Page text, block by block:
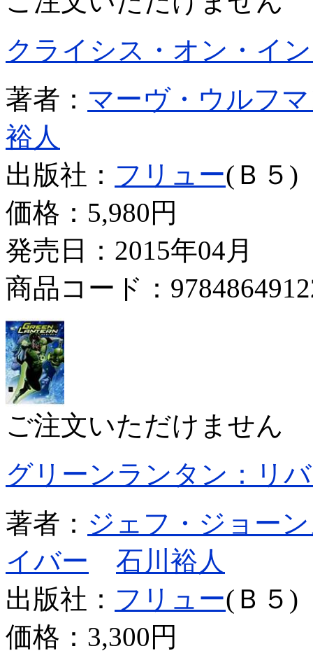
クライシス・オン・イ
著者： マーヴ・ウルフ
裕人
出版社： フリュー(Ｂ５)
価格： 5,980円
発売日：2015年04月
商品コード：
ご注文いただけません
グリーンランタン：リ
著者： ジェフ・ジョー
イバー
石川裕人
出版社： フリュー(Ｂ５)
価格： 3,300円